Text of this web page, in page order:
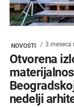
NOVOSTI 3 meseca
Otvorena
nedelji